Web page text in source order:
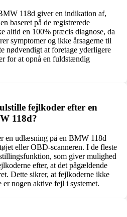
118d giver en indikation af,
baseret på de registrerede
altid en 100% præcis diagnose, da
symptomer og ikke årsagerne til
nødvendigt at foretage yderligere
for at opnå en fuldstændig
fejlkoder efter en
118d?
en udlæsning på en BMW 118d
eller OBD-scanneren. I de fleste
som giver mulighed
efter, at det pågældende
Dette sikrer, at fejlkoderne ikke
nogen aktive fejl i systemet.